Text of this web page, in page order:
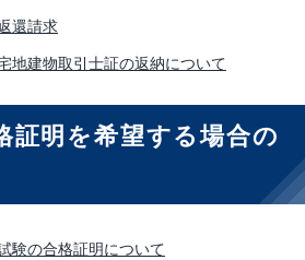
還請求
地建物取引士証の返納について
証明を希望する場合の
験の合格証明について